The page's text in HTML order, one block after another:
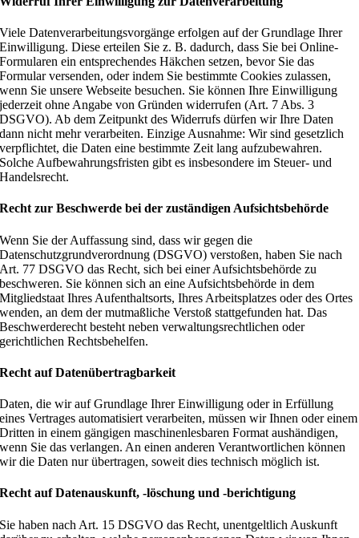
Viele Datenverarbeitungsvorgänge erfolgen auf der Grundlage Ihrer
Einwilligung. Diese erteilen Sie z. B. dadurch, dass Sie bei Online-
Formularen ein entsprechendes Häkchen setzen, bevor Sie das
Formular versenden, oder indem Sie bestimmte Cookies zulassen,
wenn Sie unsere Webseite besuchen. Sie können Ihre Einwilligung
jederzeit ohne Angabe von Gründen widerrufen (Art. 7 Abs. 3
DSGVO). Ab dem Zeitpunkt des Widerrufs dürfen wir Ihre Daten
dann nicht mehr verarbeiten. Einzige Ausnahme: Wir sind gesetzlich
verpflichtet, die Daten eine bestimmte Zeit lang aufzubewahren.
Solche Aufbewahrungsfristen gibt es insbesondere im Steuer- und
Handelsrecht.
Recht zur Beschwerde bei der zuständigen Aufsichtsbehörde
Wenn Sie der Auffassung sind, dass wir gegen die
Datenschutzgrundverordnung (DSGVO) verstoßen, haben Sie nach
Art. 77 DSGVO das Recht, sich bei einer Aufsichtsbehörde zu
beschweren. Sie können sich an eine Aufsichtsbehörde in dem
Mitgliedstaat Ihres Aufenthaltsorts, Ihres Arbeitsplatzes oder des Ortes
wenden, an dem der mutmaßliche Verstoß stattgefunden hat. Das
Beschwerderecht besteht neben verwaltungsrechtlichen oder
gerichtlichen Rechtsbehelfen.
Recht auf Datenübertragbarkeit
Daten, die wir auf Grundlage Ihrer Einwilligung oder in Erfüllung
eines Vertrages automatisiert verarbeiten, müssen wir Ihnen oder einem
Dritten in einem gängigen maschinenlesbaren Format aushändigen,
wenn Sie das verlangen. An einen anderen Verantwortlichen können
wir die Daten nur übertragen, soweit dies technisch möglich ist.
Recht auf Datenauskunft, -löschung und -berichtigung
Sie haben nach Art. 15 DSGVO das Recht, unentgeltlich Auskunft